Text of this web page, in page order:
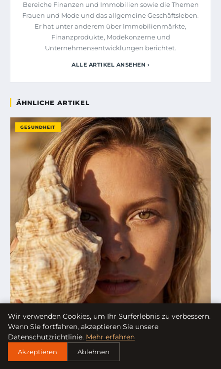
Bereiche Finanzen und Immobilien sowie die Themen
Frauen und Mode und das allgemeine Geschäftsleben.
Er hat unter anderem über Immobilienmärkte,
Finanzprodukte, Modekonzerne und
Unternehmensentwicklungen berichtet.
ALLE ARTIKEL ANSEHEN ›
ÄHNLICHE ARTIKEL
GESUNDHEIT
Wir verwenden Cookies, um Ihr Surferlebnis zu verbessern.
Wenn Sie fortfahren, akzeptieren Sie unsere
Datenschutzrichtlinie. Mehr erfahren
Akzeptieren Ablehnen